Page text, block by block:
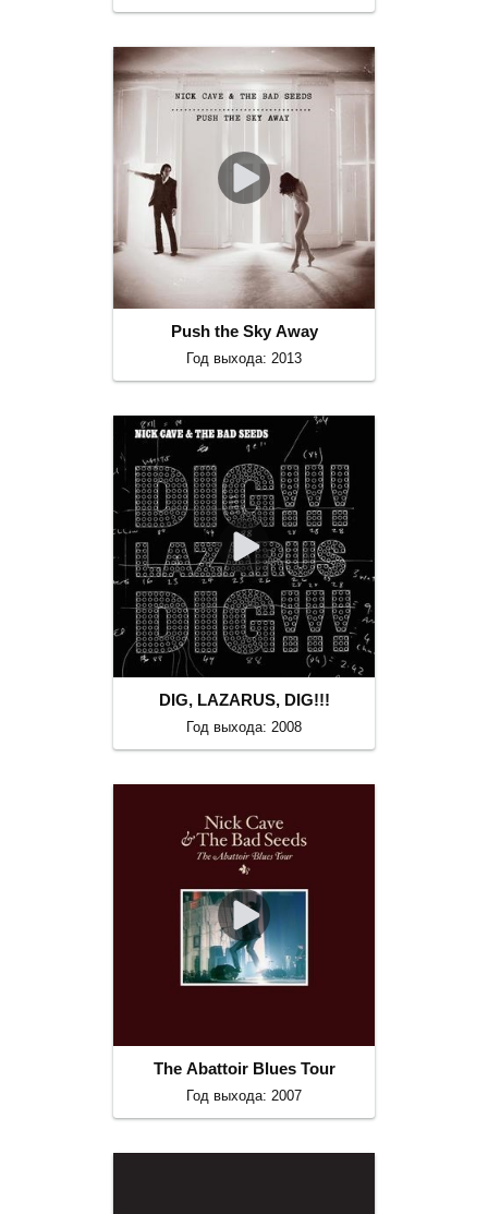
Push the Sky Away
Год выхода: 2013
DIG, LAZARUS, DIG!!!
Год выхода: 2008
The Abattoir Blues Tour
Год выхода: 2007